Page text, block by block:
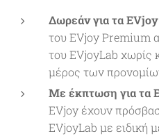
Δωρεάν για τα
του EVjoy Premium
του EVjoyLab χωρίς
μέρος των
Με έκπτωση για τα
EVjoy έχουν
EVjoyLab με ειδική